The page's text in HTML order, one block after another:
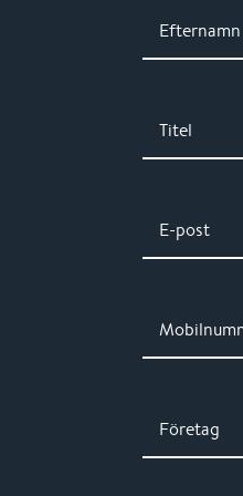
Efternamn
Titel
E-post
Företag